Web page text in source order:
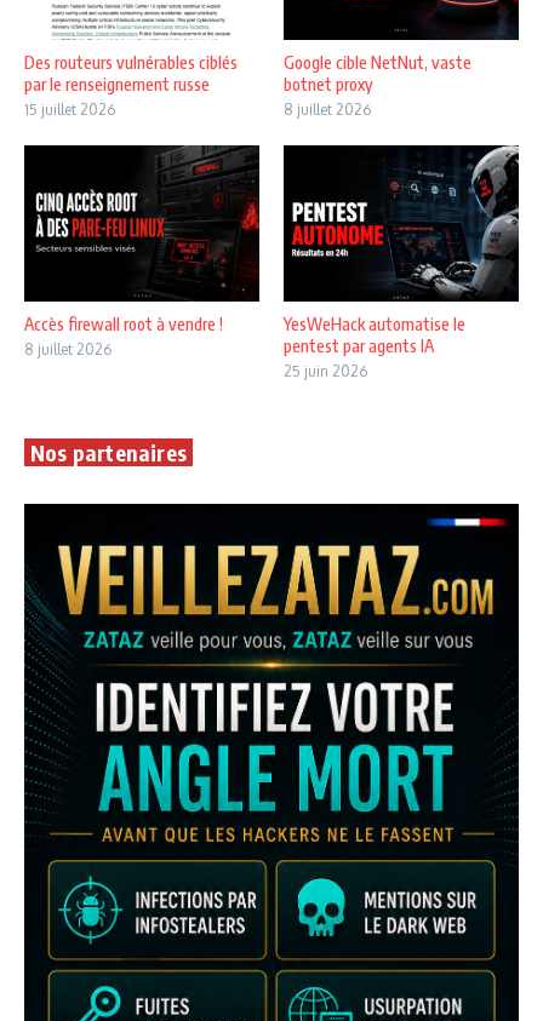
Des routeurs vulnérables ciblés
par le renseignement russe
15 juillet 2026
Google cible NetNut, vaste
botnet proxy
8 juillet 2026
Accès firewall root à vendre !
8 juillet 2026
YesWeHack automatise le
pentest par agents IA
25 juin 2026
Nos partenaires